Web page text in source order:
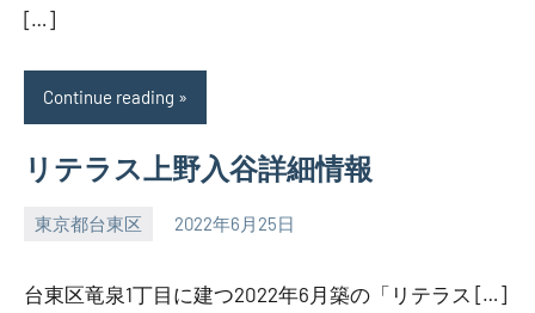
[…]
Continue reading
リテラス上野入谷詳細情報
東京都台東区 2022年6月25日
SEZIMO
台東区竜泉1丁目に建つ2022年6月築の「リテラス […]